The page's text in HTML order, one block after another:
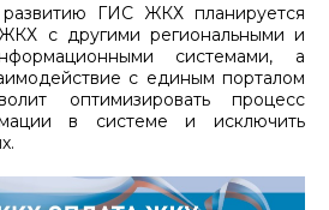
ГИС ЖКХ планируется
с другими региональными и
системами, а
с единым порталом
оптимизировать процесс
в системе и исключить